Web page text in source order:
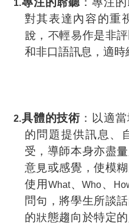
1.
對其表達內容的重
說，不輕易作是非
和非口語訊息，適時
2.具體的技術 ：以適
的問題提供訊息、
受，導師本身亦盡
意見或感覺，使模
使用What、Who、
問句，將學生所談
的狀態趨向於特定